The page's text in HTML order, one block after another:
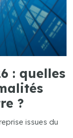
: quelles
?
issues du